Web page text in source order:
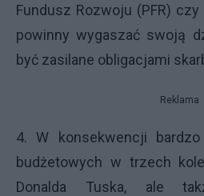
Fundusz Rozwoju (PFR)
powinny wygaszać swoją
być zasilane obligacjami
Reklama
4. W konsekwencji
budżetowych w trzech
Donalda Tuska, ale